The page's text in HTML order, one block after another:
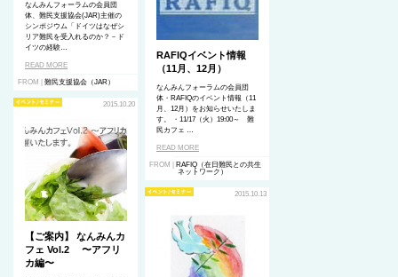
なんみんフォーラムの会員団
体、難民支援協会(JAR)主催の
シンポジウム「ドイツはなぜシ
リア難民を受入れるのか？－ド
イツの経験…
READ MORE
FROM | 難民支援協会（JAR）
RAFIQイベント情報
（11月、12月）
なんみんフォーラムの会員団
体・RAFIQのイベント情報（11
月、12月）をお知らせいたしま
す。 ・11/17（火）19:00～ 難
民カフェ …
READ MORE
FROM |
RAFIQ（在日難民との共生
ネットワーク）
2015.10.20
【ご案内】 なんみんカ
フェ Vol.2 〜アフリ
カ編〜
2015.10.13